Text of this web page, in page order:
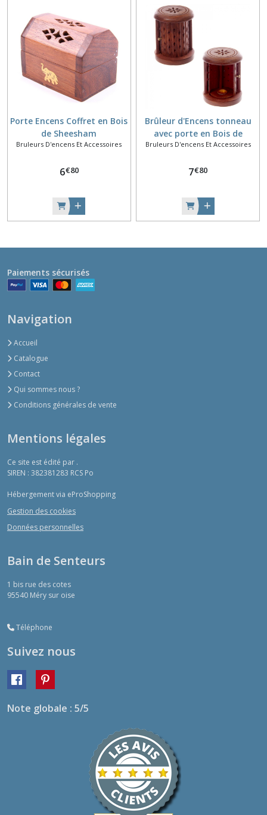
Porte Encens Coffret en Bois
de Sheesham
Bruleurs D'encens Et Accessoires
6€80
Brûleur d'Encens tonneau
avec porte en Bois de
manguier
Bruleurs D'encens Et Accessoires
7€80
Paiements sécurisés
Navigation
Accueil
Catalogue
Contact
Qui sommes nous ?
Conditions générales de vente
Mentions légales
Ce site est édité par .
SIREN : 382381283 RCS Po
Hébergement via eProShopping
Gestion des cookies
Données personnelles
Bain de Senteurs
1 bis rue des cotes
95540 Méry sur oise
Téléphone
Suivez nous
Note globale : 5/5